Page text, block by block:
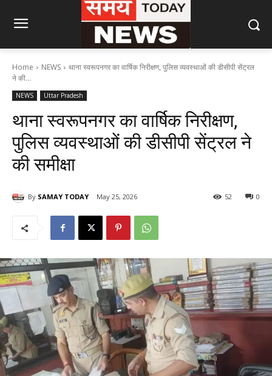
Home NEWS
थाना स्वरूपनगर का वार्षिक निरीक्षण, पुलिस व्यवस्थाओं की डीसीपी सेंट्रल
ने की...
NEWS Uttar Pradesh
थाना स्वरूपनगर का वार्षिक निरीक्षण,
पुलिस व्यवस्थाओं की डीसीपी सेंट्रल ने
की समीक्षा
By SAMAY TODAY May 25, 2026 0
52